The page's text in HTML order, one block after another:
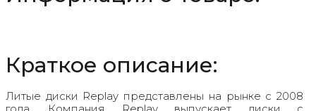
Краткое описание:
Литые диски Replay представлены на рынке с 2008